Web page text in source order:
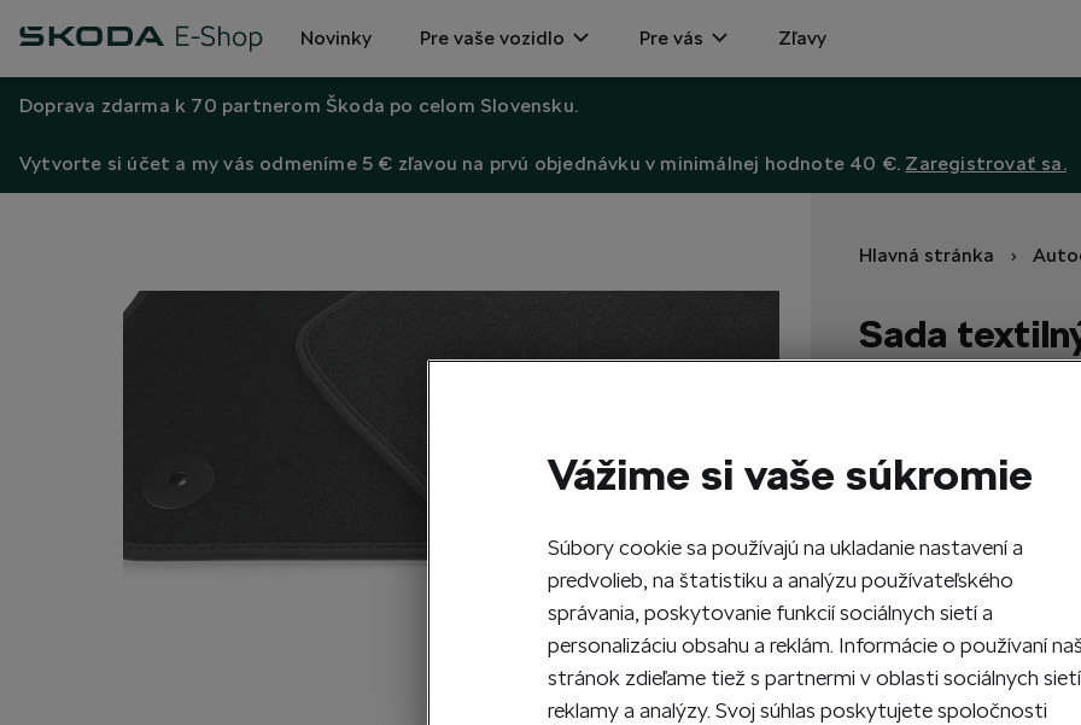
Novinky Pre vaše vozidlo Pre vás Zľavy
Doprava zdarma k 70 partnerom Škoda po celom Slovensku.
Vytvorte si účet a my vás odmeníme 5 € zľavou na prvú objednávku v minimálnej hodnote 40 €. Zaregistrovať sa.
Hlavná stránka
Sada
Tieto koberce s
a v mnohých prípadoch
Na sklade
Vážime si vaše súkromie
Súbory cookie sa používajú na ukladanie nastavení a
predvolieb, na štatistiku a analýzu používateľského
správania, poskytovanie funkcií sociálnych sietí a
personalizáciu obsahu a reklám. Informácie o používaní
stránok zdieľame tiež s partnermi v oblasti sociálnych
reklamy a analýzy. Svoj súhlas poskytujete spoločnosti